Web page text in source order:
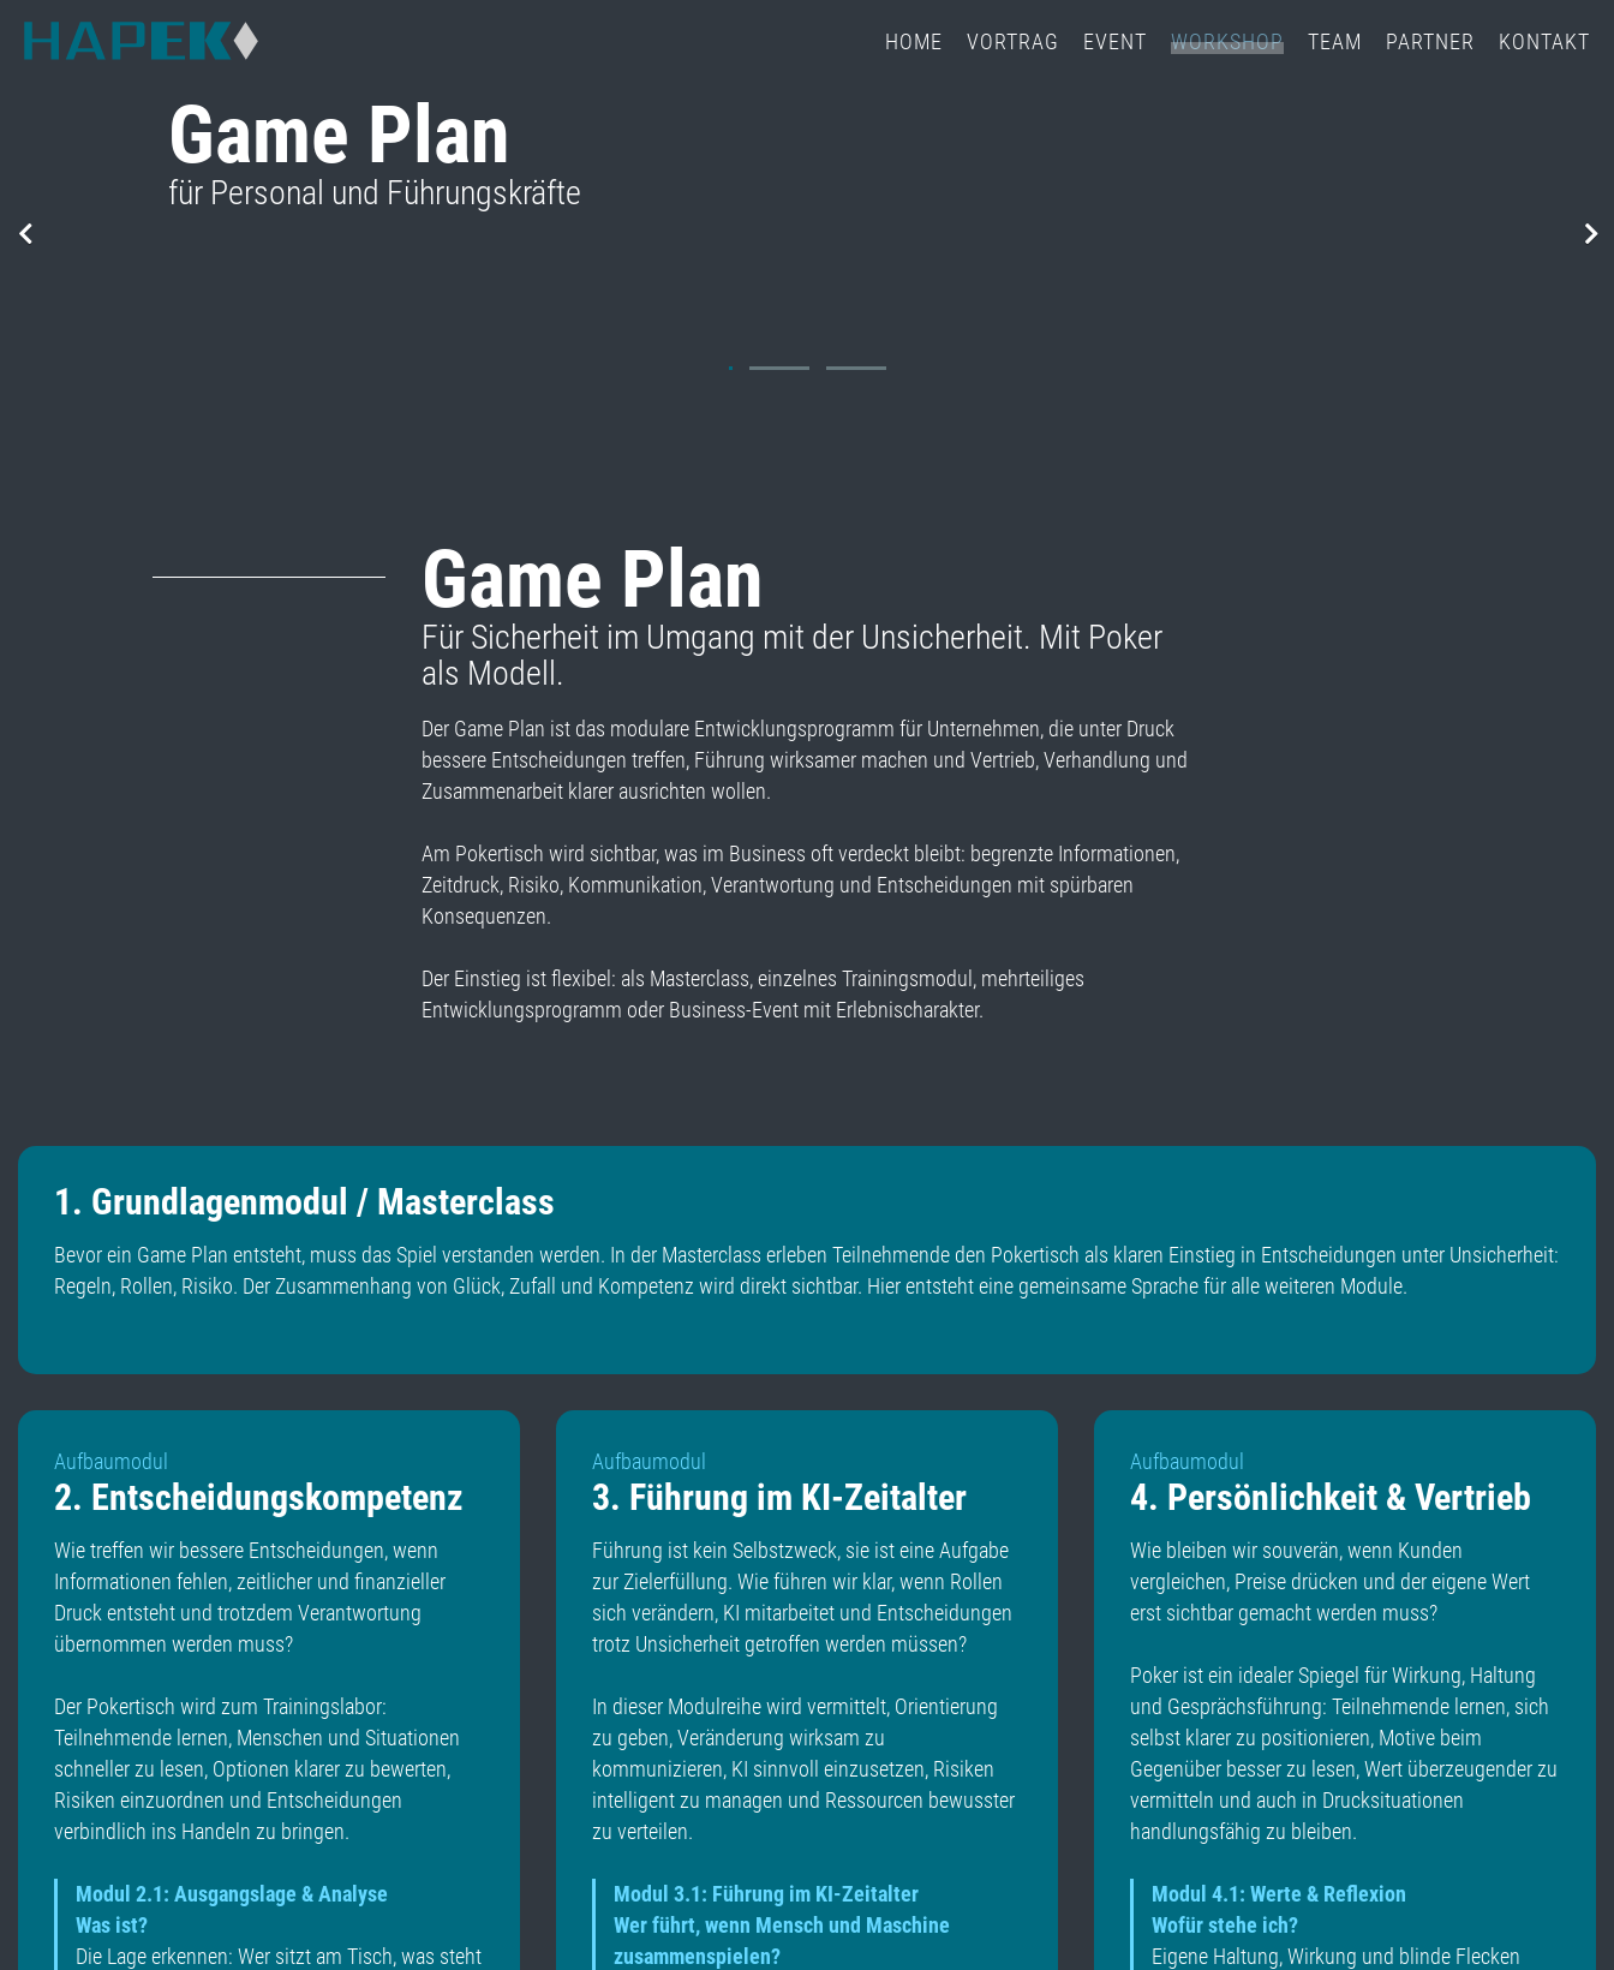
HOME VORTRAG EVENT WORKSHOP TEAM PARTNER KONTAKT
Game Plan
für Personal und Führungskräfte
e
Game Plan
Für Sicherheit im Umgang mit der Unsicherheit. Mit Poker
als Modell.
Der Game Plan ist das modulare Entwicklungsprogramm für Unternehmen, die unter Druck
bessere Entscheidungen treffen, Führung wirksamer machen und Vertrieb, Verhandlung und
Zusammenarbeit klarer ausrichten wollen.
Am Pokertisch wird sichtbar, was im Business oft verdeckt bleibt: begrenzte Informationen,
Zeitdruck, Risiko, Kommunikation, Verantwortung und Entscheidungen mit spürbaren
Konsequenzen.
Der Einstieg ist flexibel: als Masterclass, einzelnes Trainingsmodul, mehrteiliges
Entwicklungsprogramm oder Business-Event mit Erlebnischarakter.
1. Grundlagenmodul / Masterclass
Bevor ein Game Plan entsteht, muss das Spiel verstanden werden. In der Masterclass erleben Teilnehmende den Pokertisch als klaren Einstieg in Entscheidungen unter Unsicherheit:
Regeln, Rollen, Risiko. Der Zusammenhang von Glück, Zufall und Kompetenz wird direkt sichtbar. Hier entsteht eine gemeinsame Sprache für alle weiteren Module.
Aufbaumodul
2. Entscheidungskompetenz
Wie treffen wir bessere Entscheidungen, wenn
Informationen fehlen, zeitlicher und finanzieller
Druck entsteht und trotzdem Verantwortung
übernommen werden muss?
Der Pokertisch wird zum Trainingslabor:
Teilnehmende lernen, Menschen und Situationen
schneller zu lesen, Optionen klarer zu bewerten,
Risiken einzuordnen und Entscheidungen
verbindlich ins Handeln zu bringen.
Modul 2.1: Ausgangslage & Analyse
Was ist?
Die Lage erkennen: Wer sitzt am Tisch, was steht
Aufbaumodul
3. Führung im KI-Zeitalter
Führung ist kein Selbstzweck, sie ist eine Aufgabe
zur Zielerfüllung. Wie führen wir klar, wenn Rollen
sich verändern, KI mitarbeitet und Entscheidungen
trotz Unsicherheit getroffen werden müssen?
In dieser Modulreihe wird vermittelt, Orientierung
zu geben, Veränderung wirksam zu
kommunizieren, KI sinnvoll einzusetzen, Risiken
intelligent zu managen und Ressourcen bewusster
zu verteilen.
Modul 3.1: Führung im KI-Zeitalter
Wer führt, wenn Mensch und Maschine
zusammenspielen?
Aufbaumodul
4. Persönlichkeit & Vertrieb
Wie bleiben wir souverän, wenn Kunden
vergleichen, Preise drücken und der eigene Wert
erst sichtbar gemacht werden muss?
Poker ist ein idealer Spiegel für Wirkung, Haltung
und Gesprächsführung: Teilnehmende lernen, sich
selbst klarer zu positionieren, Motive beim
Gegenüber besser zu lesen, Wert überzeugender zu
vermitteln und auch in Drucksituationen
handlungsfähig zu bleiben.
Modul 4.1: Werte & Reflexion
Wofür stehe ich?
Eigene Haltung, Wirkung und blinde Flecken